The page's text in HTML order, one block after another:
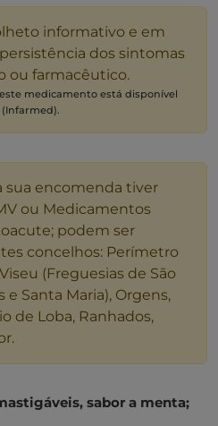
informativo e em
dos sintomas
ou farmacêutico.
medicamento está disponível
sua encomenda tiver
ou Medicamentos
podem ser
concelhos: Perímetro
(Freguesias de São
e Santa Maria), Orgens,
de Loba, Ranhados,
sabor a menta;